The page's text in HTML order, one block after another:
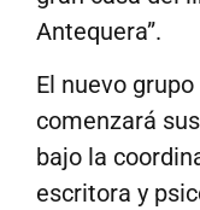
Antequera”.
El nuevo
comenzará
bajo la
escritora y